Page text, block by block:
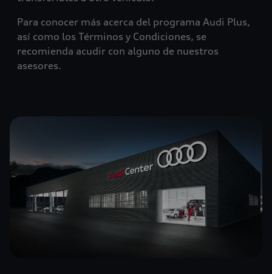
Para conocer más acerca del programa Audi Plus,
así como los Términos y Condiciones, se
recomienda acudir con alguno de nuestros
asesores.